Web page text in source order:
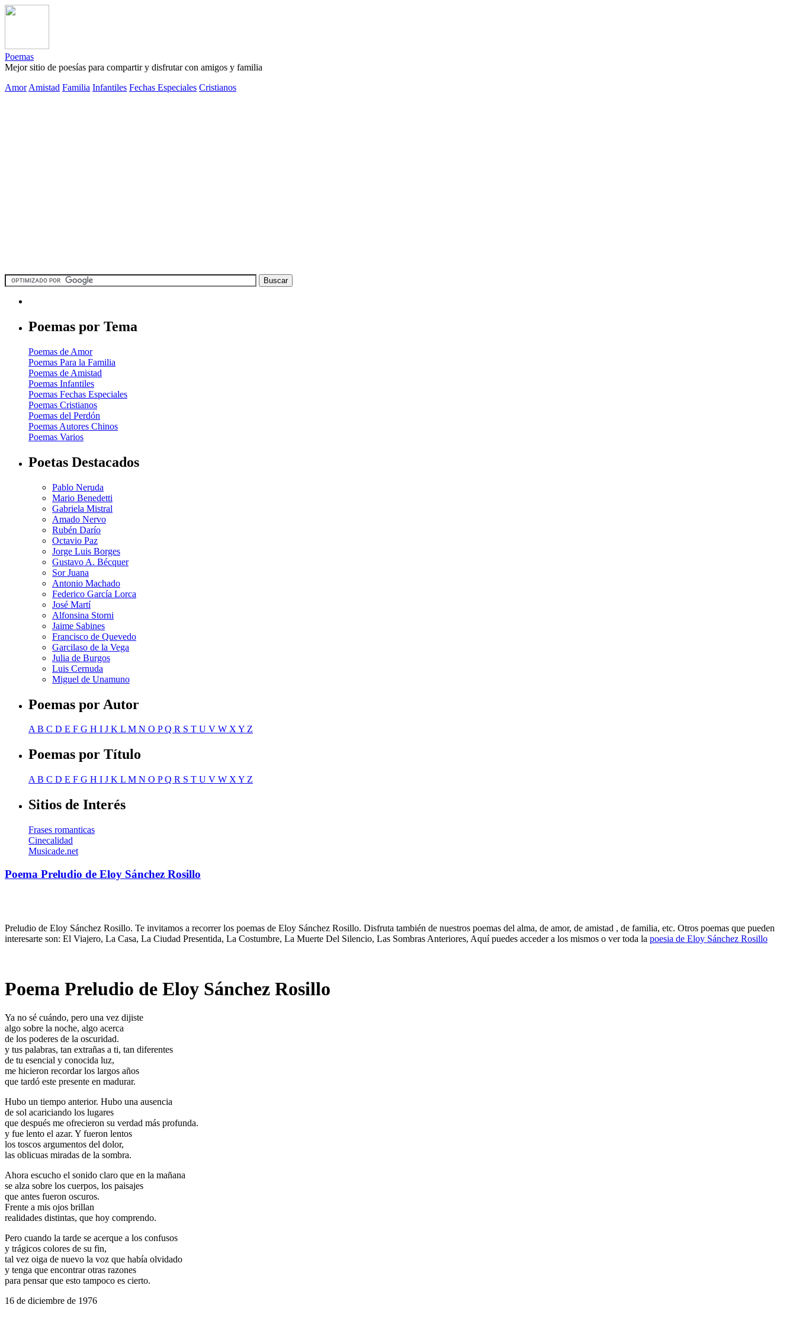
Poemas
Mejor sitio de poesías para compartir y disfrutar con amigos y familia
Amor Amistad Familia Infantiles Fechas Especiales Cristianos
Poemas por Tema
Poemas de Amor
Poemas Para la Familia
Poemas de Amistad
Poemas Infantiles
Poemas Fechas Especiales
Poemas Cristianos
Poemas del Perdón
Poemas Autores Chinos
Poemas Varios
Poetas Destacados
Pablo Neruda
Mario Benedetti
Gabriela Mistral
Amado Nervo
Rubén Darío
Octavio Paz
Jorge Luis Borges
Gustavo A. Bécquer
Sor Juana
Antonio Machado
Federico García Lorca
José Martí
Alfonsina Storni
Jaime Sabines
Francisco de Quevedo
Garcilaso de la Vega
Julia de Burgos
Luis Cernuda
Miguel de Unamuno
Poemas por Autor
AB C D E F G H I J K L M N O PQ R S T U V W XY Z
Poemas por Título
A B C D E F G H I J K L M N O PQ R S T U V W X Y Z
Sitios de Interés
Frases romanticas
Cinecalidad
Musicade.net
Poema Preludio de Eloy Sánchez Rosillo
Preludio de Eloy Sánchez Rosillo. Te invitamos a recorrer los poemas de Eloy Sánchez Rosillo. Disfruta también de nuestros poemas del alma, de amor, de amistad , de familia, etc. Otros poemas que pueden
interesarte son: El Viajero, La Casa, La Ciudad Presentida, La Costumbre, La Muerte Del Silencio, Las Sombras Anteriores, Aquí puedes acceder a los mismos o ver toda la poesia de Eloy Sánchez Rosillo
Poema Preludio de Eloy Sánchez Rosillo
Ya no sé cuándo, pero una vez dijiste
algo sobre la noche, algo acerca
de los poderes de la oscuridad.
y tus palabras, tan extrañas a ti, tan diferentes
de tu esencial y conocida luz,
me hicieron recordar los largos años
que tardó este presente en madurar.
Hubo un tiempo anterior. Hubo una ausencia
de sol acariciando los lugares
que después me ofrecieron su verdad más profunda.
y fue lento el azar. Y fueron lentos
los toscos argumentos del dolor,
las oblicuas miradas de la sombra.
Ahora escucho el sonido claro que en la mañana
se alza sobre los cuerpos, los paisajes
que antes fueron oscuros.
Frente a mis ojos brillan
realidades distintas, que hoy comprendo.
Pero cuando la tarde se acerque a los confusos
y trágicos colores de su fin,
tal vez oiga de nuevo la voz que había olvidado
y tenga que encontrar otras razones
para pensar que esto tampoco es cierto.
16 de diciembre de 1976